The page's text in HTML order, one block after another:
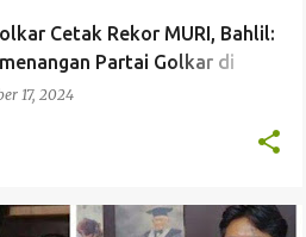
Cetak Rekor MURI, Bahlil:
Partai Golkar di
17, 2024